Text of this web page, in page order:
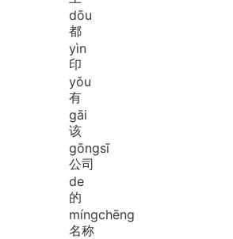
dōu
都
yìn
印
yǒu
有
gāi
该
gōngsī
公司
de
的
míngchēng
名称